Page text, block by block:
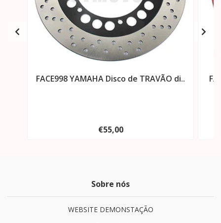
FACE998 YAMAHA Disco de TRAVÃO di..
€55,00
Sobre nós
WEBSITE DEMONSTAÇÃO